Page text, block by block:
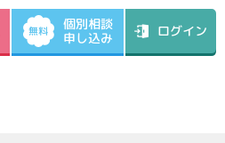
無料 個別相談
申し込み ログイン